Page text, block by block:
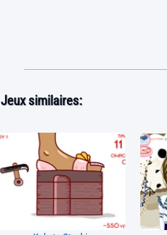
Jeux similaires: